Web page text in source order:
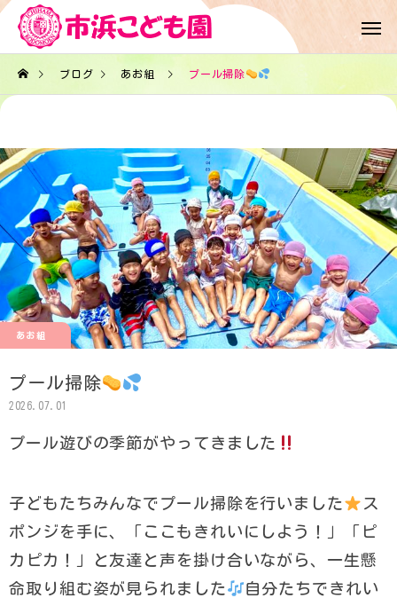
ブログ あお組 プール掃除
あお組
プール掃除
2026.07.01
プール遊びの季節がやってきました
子どもたちみんなでプール掃除を行いました
ス
ポンジを手に、「ここもきれいにしよう！」「ピ
カピカ！」と友達と声を掛け合いながら、一生懸
命取り組む姿が見られました
自分たちできれい